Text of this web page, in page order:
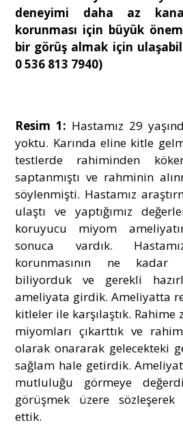
deneyimi daha az
korunması için büyük
bir görüş almak için
0 536 813 7940)
Resim 1: Hastamız 29
yoktu. Karında eline kitle
testlerde rahiminden
saptanmıştı ve rahminin
söylenmişti. Hastamız
ulaştı ve yaptığımız
koruyucu miyom
sonuca vardık.
korunmasının ne kadar
biliyorduk ve gerekli
ameliyata girdik. Ameliyatta
kitleler ile karşılaştık.
miyomları çıkarttık ve
olarak onararak gelecekteki
sağlam hale getirdik. Ameliyat
mutluluğu görmeye
görüşmek üzere sözleşerek
ettik.